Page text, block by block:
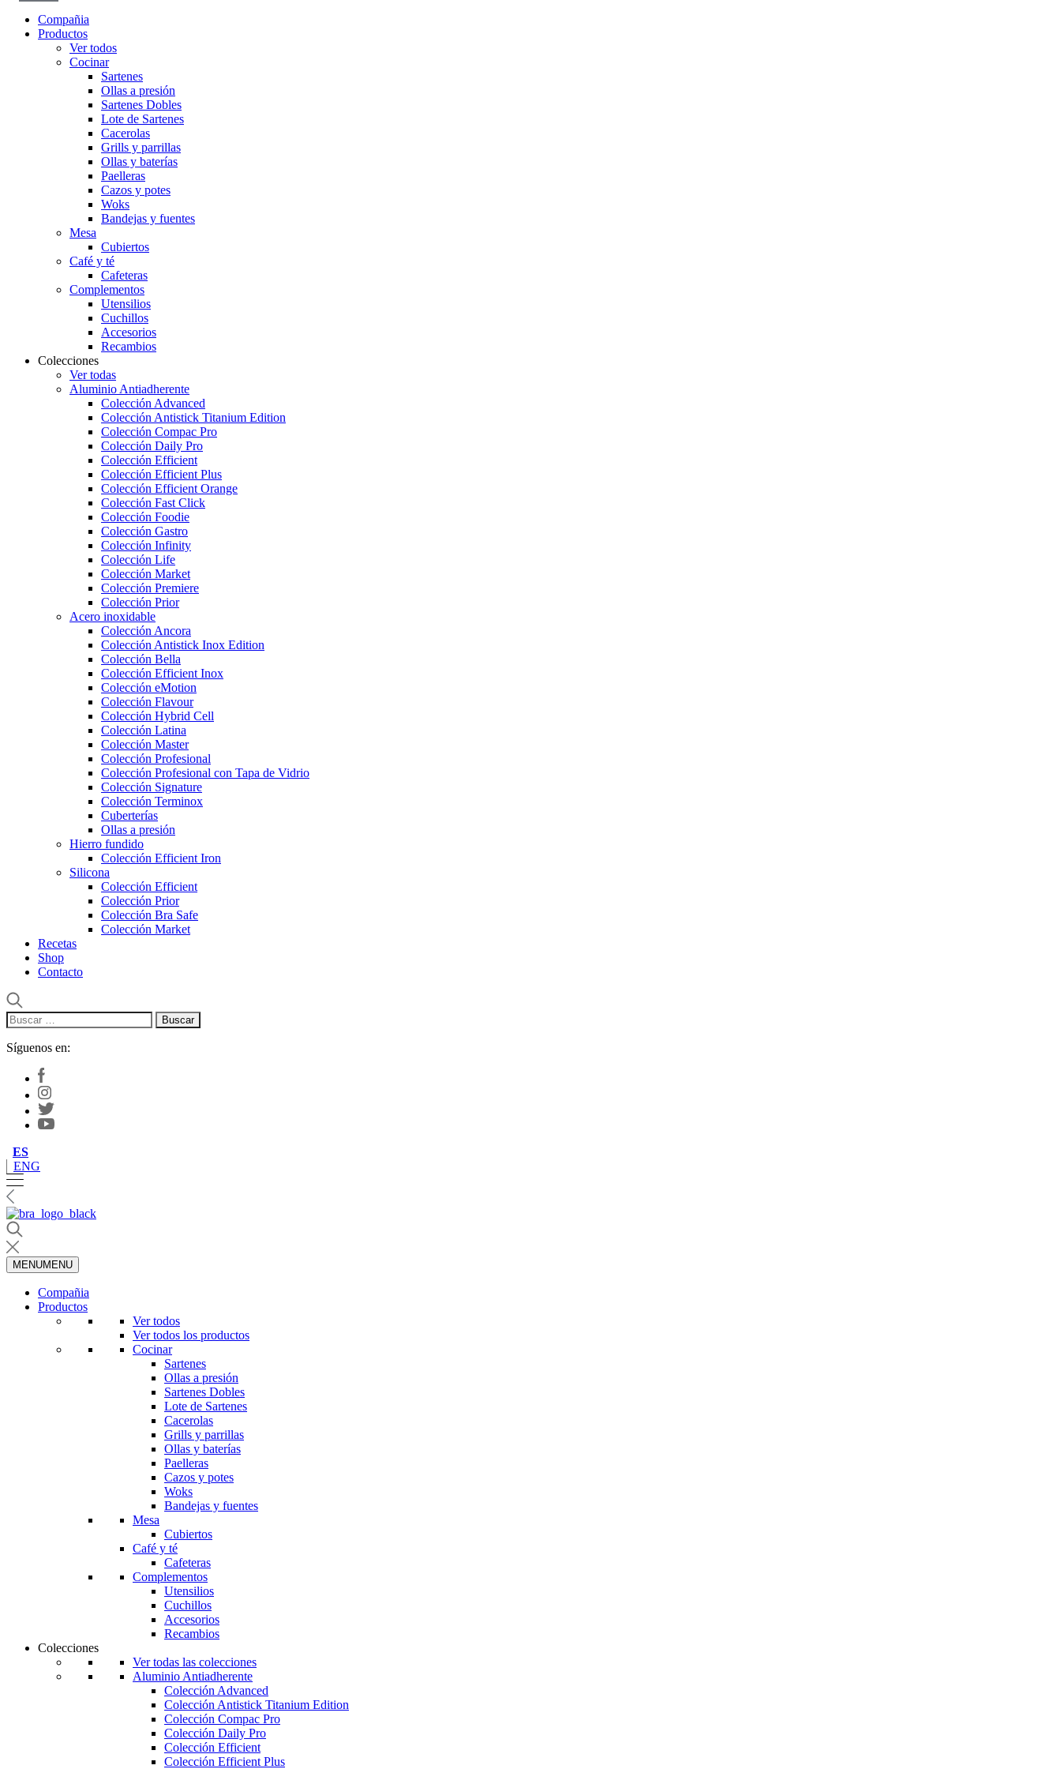
Compañia
Productos
Ver todos
Cocinar
Sartenes
Ollas a presión
Sartenes Dobles
Lote de Sartenes
Cacerolas
Grills y parrillas
Ollas y baterías
Paelleras
Cazos y potes
Woks
Bandejas y fuentes
Mesa
Cubiertos
Café y té
Cafeteras
Complementos
Utensilios
Cuchillos
Accesorios
Recambios
Colecciones
Ver todas
Aluminio Antiadherente
Colección Advanced
Colección Antistick Titanium Edition
Colección Compac Pro
Colección Daily Pro
Colección Efficient
Colección Efficient Plus
Colección Efficient Orange
Colección Fast Click
Colección Foodie
Colección Gastro
Colección Infinity
Colección Life
Colección Market
Colección Premiere
Colección Prior
Acero inoxidable
Colección Ancora
Colección Antistick Inox Edition
Colección Bella
Colección Efficient Inox
Colección eMotion
Colección Flavour
Colección Hybrid Cell
Colección Latina
Colección Master
Colección Profesional
Colección Profesional con Tapa de Vidrio
Colección Signature
Colección Terminox
Cuberterías
Ollas a presión
Hierro fundido
Colección Efficient Iron
Silicona
Colección Efficient
Colección Prior
Colección Bra Safe
Colección Market
Recetas
Shop
Contacto
Buscar:
Síguenos en:
ES
ENG
MENUMENU
Compañia
Productos
Ver todos
Ver todos los productos
Cocinar
Sartenes
Ollas a presión
Sartenes Dobles
Lote de Sartenes
Cacerolas
Grills y parrillas
Ollas y baterías
Paelleras
Cazos y potes
Woks
Bandejas y fuentes
Mesa
Cubiertos
Café y té
Cafeteras
Complementos
Utensilios
Cuchillos
Accesorios
Recambios
Colecciones
Ver todas las colecciones
Aluminio Antiadherente
Colección Advanced
Colección Antistick Titanium Edition
Colección Compac Pro
Colección Daily Pro
Colección Efficient
Colección Efficient Plus